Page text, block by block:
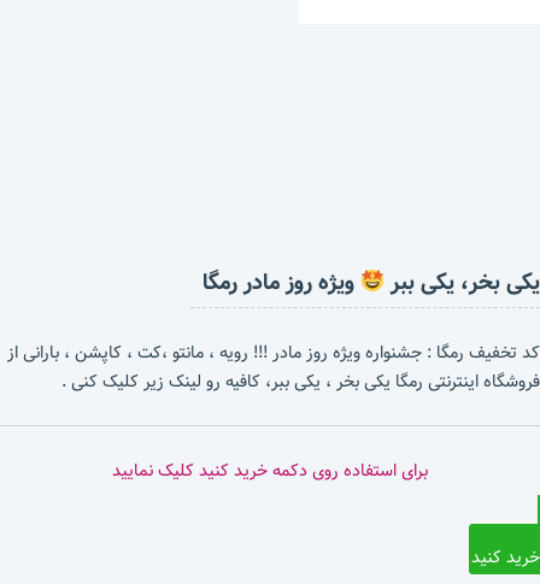
یکی بخر، یکی ببر ویژه روز مادر رمگا
کد تخفیف رمگا : جشنواره ویژه روز مادر !!! رویه ، مانتو ،کت ، کاپشن ، بارانی از
فروشگاه اینترنتی رمگا یکی بخر ، یکی ببر، کافیه رو لینک زیر کلیک کنی .
برای استفاده روی دکمه خرید کنید کلیک نمایید
خرید کنید